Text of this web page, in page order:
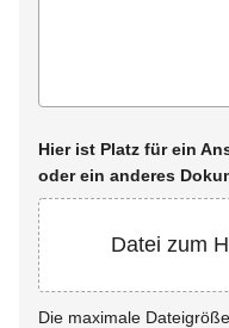
Hier ist Platz für ein
oder ein anderes
Datei zum
Die maximale